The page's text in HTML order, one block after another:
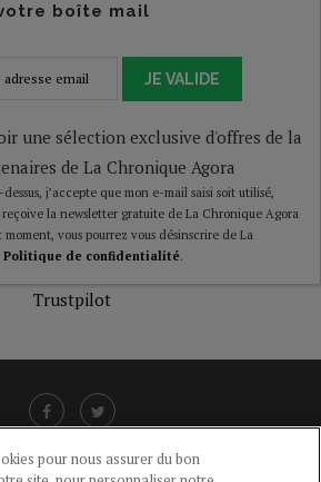
boîte mail
JE VALIDE
une sélection exclusive d'offres de la
de La Chronique Agora
j’accepte que mon e-mail saisi soit utilisé,
la newsletter gratuite de La Chronique Agora
vous pourrez vous désinscrire de La
Politique de confidentialité.
Trustpilot
pour nous assurer du bon